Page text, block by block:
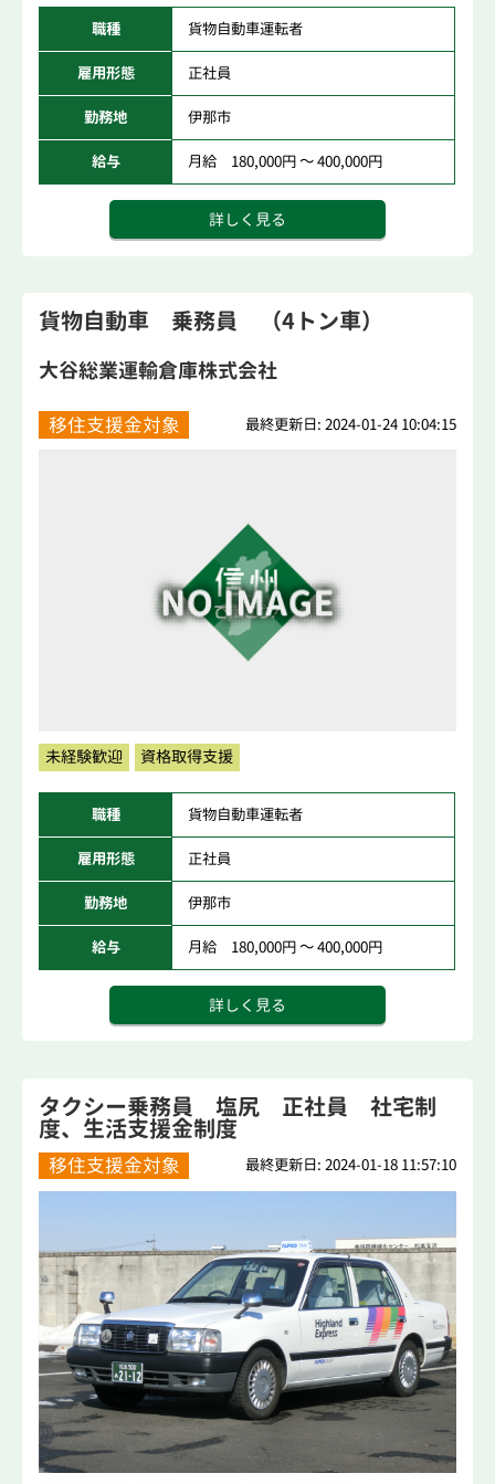
職種 貨物自動車運転者
雇用形態 正社員
勤務地 伊那市
給与 月給 180,000円 ～ 400,000円
詳しく見る
貨物自動車 乗務員 （4トン車）
大谷総業運輸倉庫株式会社
移住支援金対象 最終更新日: 2024-01-24 10:04:15
未経験歓迎 資格取得支援
職種 貨物自動車運転者
雇用形態 正社員
勤務地 伊那市
給与 月給 180,000円 ～ 400,000円
詳しく見る
タクシー乗務員 塩尻 正社員 社宅制
度、生活支援金制度
移住支援金対象 最終更新日: 2024-01-18 11:57:10